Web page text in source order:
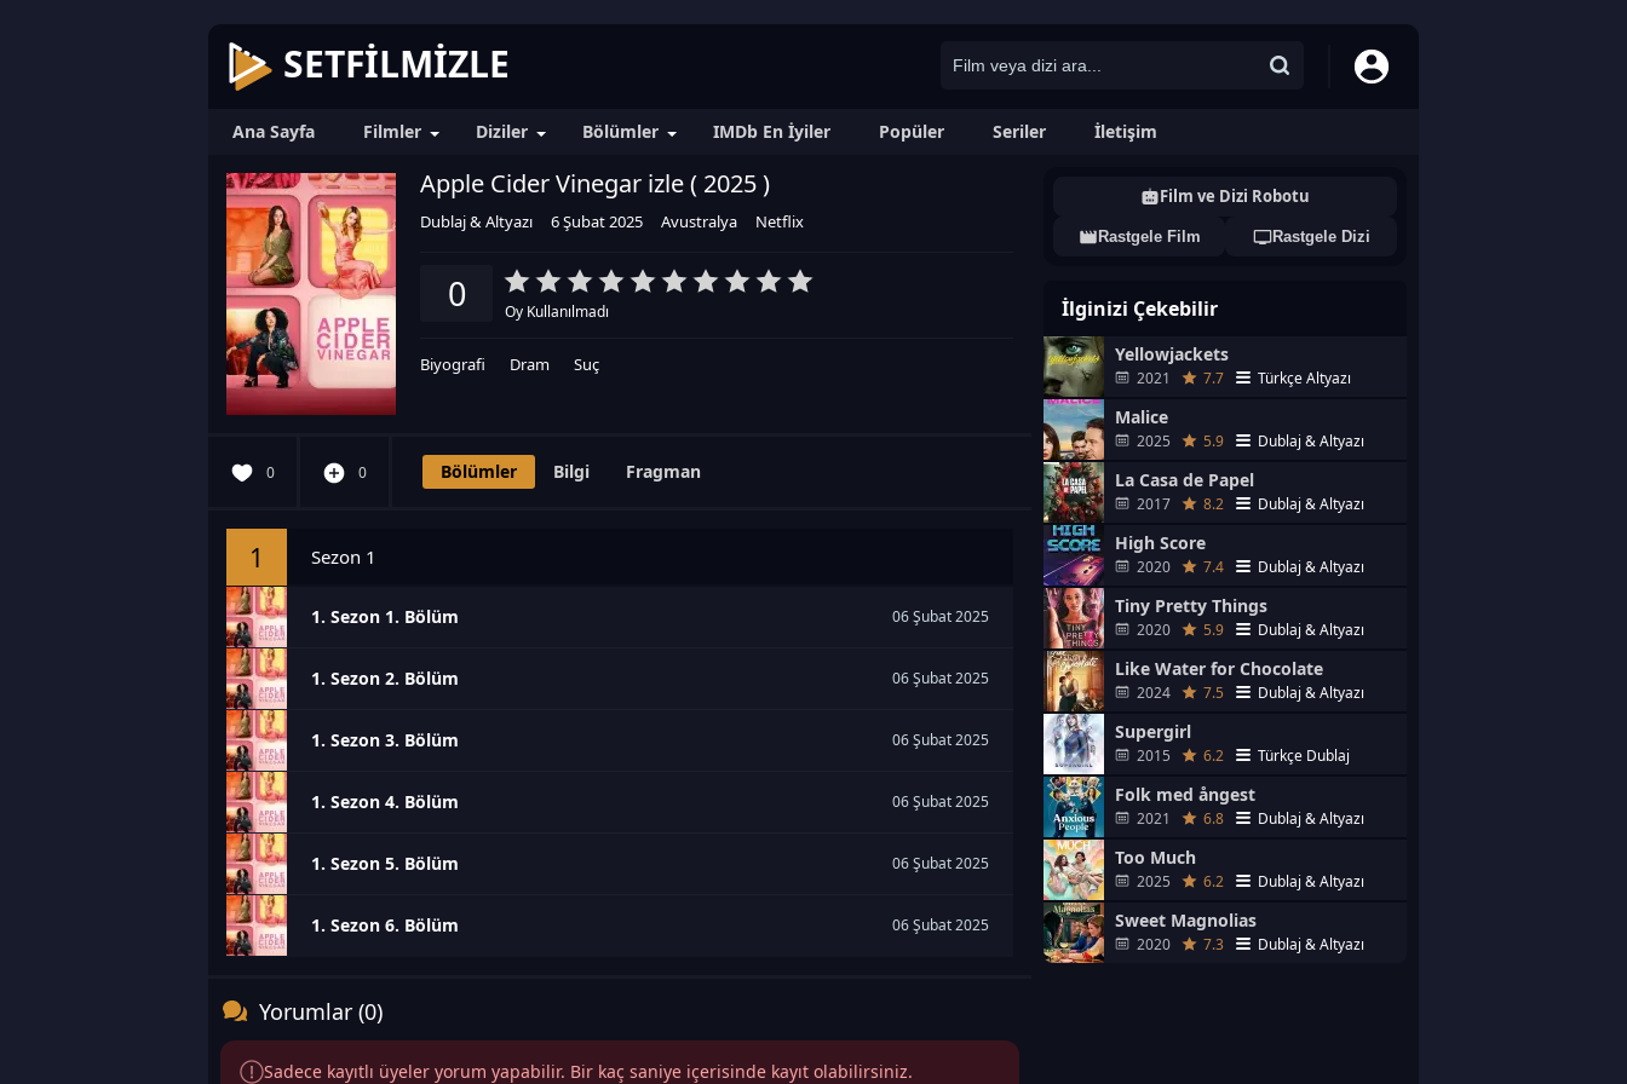
SETFILMIZLE
Ana Sayfa Filmler Diziler Bölümler IMDb En İyiler Popüler Seriler İletişim
Apple Cider Vinegar izle ( 2025)
Dublaj & Altyazı 6 Şubat 2025 Avustralya Netflix
0 Oy Kullanılmadı
Biyografi Dram Suç
0 0 Bölümler Bilgi Fragman
1 Sezon 1
1. Sezon 1. Bölüm 06 Şubat 2025
1. Sezon 2. Bölüm 06 Şubat 2025
1. Sezon 3. Bölüm 06 Şubat 2025
1. Sezon 4. Bölüm 06 Şubat 2025
1. Sezon 5. Bölüm 06 Şubat 2025
1. Sezon 6. Bölüm 06 Şubat 2025
Yorumlar (0)
Sadece kayıtlı üyeler yorum yapabilir. Bir kaç saniye içerisinde kayıt olabilirsiniz.
Film ve Dizi Robotu
Rastgele Film Rastgele Dizi
İlginizi Çekebilir
Yellowjackets
2021 7.7 Türkçe Altyazı
Malice
2025 5.9 Dublaj & Altyazı
La Casa de Papel
2017 8.2 Dublaj & Altyazı
High Score
2020 7.4 Dublaj & Altyazı
Tiny Pretty Things
2020 5.9 Dublaj & Altyazı
Like Water for Chocolate
2024 7.5 Dublaj & Altyazı
Supergirl
2015 6.2 Türkçe Dublaj
Folk med ångest
2021 6.8 Dublaj & Altyazı
Too Much
2025 6.2 Dublaj & Altyazı
Sweet Magnolias
2020 7.3 Dublaj & Altyazı